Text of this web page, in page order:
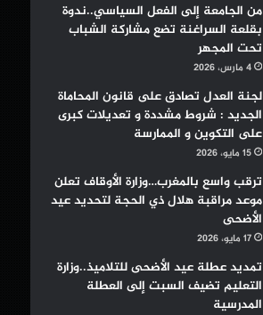
من الجامعة إلى الفعل السياسي..ندوة
بقلعة السراغنة تضع مشاركة الشباب
تحت المجهر
4 مارس، 2026
لجنة العدل تصادق على قانون المحاماة
الجديد : شروط مشددة و تعديلات كبرى
على التكوين و الممارسة
15 مايو، 2026
ترقب واسع بالمغرب…وزارة الأوقاف تعلن
موعد مراقبة هلال ذي الحجة لتحديد عيد
الأضحى
17 مايو، 2026
تمديد عطلة عيد الأضحى للتلاميذ..وزارة
التعليم تضيف السبت إلى العطلة
المدرسية